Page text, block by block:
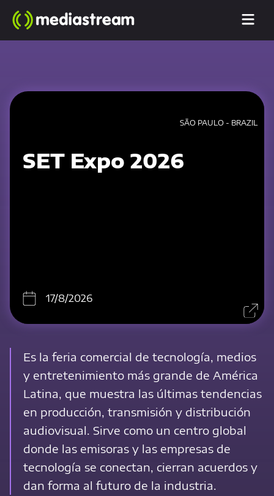
SET Expo 2026
17/8/2026
SÃO PAULO - BRAZIL
Es la feria comercial de tecnología, medios
y entretenimiento más grande de América
Latina, que muestra las últimas tendencias
en producción, transmisión y distribución
audiovisual. Sirve como un centro global
donde las emisoras y las empresas de
tecnología se conectan, cierran acuerdos y
dan forma al futuro de la industria.